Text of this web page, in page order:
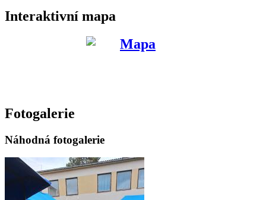
Interaktivní mapa
Fotogalerie
Náhodná fotogalerie